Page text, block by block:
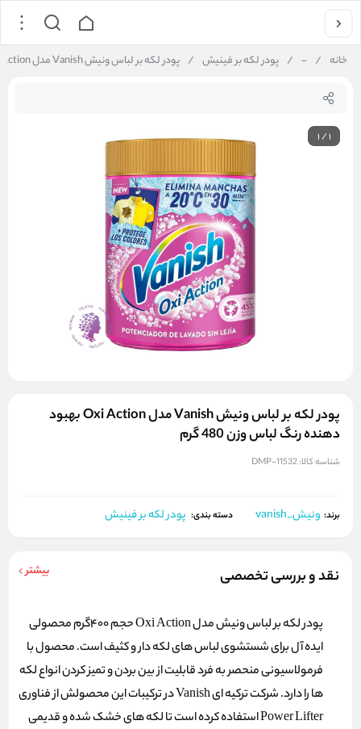
خانه /
-
/ پودر لکه بر فینیش / پودر لکه بر لباس ونیش Vanish مدل Oxi Action بهبود دهنده رنگ لباس وزن 480 گرم
1/1
پودر لکه بر لباس ونیش Vanish مدل Oxi Action بهبود
دهنده رنگ لباس وزن 480 گرم
شناسه کالا:DMP-11532
برند: ونیش_vanish دسته بندی: پودر لکه بر فینیش
نقد و بررسی تخصصی بیشتر
پودر لکه بر لباس ونیش مدل Oxi Action حجم 400گرم محصولی
ایده آل برای شستشوی لباس های لکه دار و کثیف است. محصول با
فرمولاسیونی منحصر به فرد قابلیت از بین بردن و تمیز کردن انواع لکه
ها را دارد. شرکت ترکیه ای Vanish در ترکیبات این محصولش از فناوری
Power Lifter استفاده کرده است تا لکه های خشک شده و قدیمی